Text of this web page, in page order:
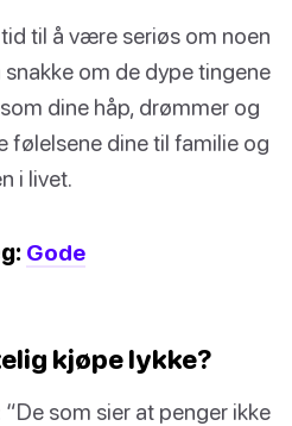
til å være seriøs om noen
om de dype tingene
dine håp, drømmer og
følelsene dine til familie og
i livet.
Gode
kjøpe lykke?
som sier at penger ikke